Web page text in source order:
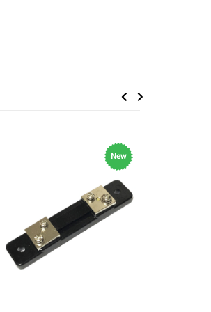
Previous
New
Next